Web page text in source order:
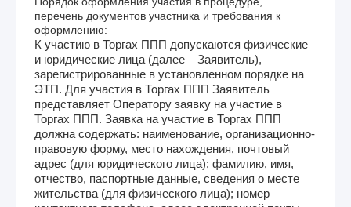
перечень документов участника и требования к
оформлению:
К участию в Торгах ППП допускаются физические
и юридические лица (далее – Заявитель),
зарегистрированные в установленном порядке на
ЭТП. Для участия в Торгах ППП Заявитель
представляет Оператору заявку на участие в
Торгах ППП. Заявка на участие в Торгах ППП
должна содержать: наименование, организационно-
правовую форму, место нахождения, почтовый
адрес (для юридического лица); фамилию, имя,
отчество, паспортные данные, сведения о месте
жительства (для физического лица); номер